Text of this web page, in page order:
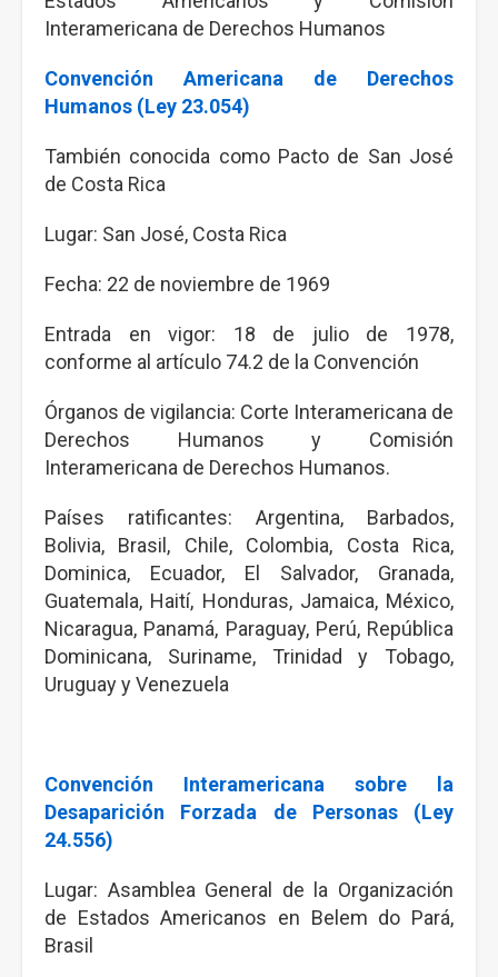
Interamericana de Derechos Humanos
Convención Americana de Derechos
Humanos (Ley 23.054)
También conocida como Pacto de San José
de Costa Rica
Lugar: San José, Costa Rica
Fecha: 22 de noviembre de 1969
Entrada en vigor: 18 de julio de 1978,
conforme al artículo 74.2 de la Convención
Órganos de vigilancia: Corte Interamericana de
Derechos Humanos y Comisión
Interamericana de Derechos Humanos.
Países ratificantes: Argentina, Barbados,
Bolivia, Brasil, Chile, Colombia, Costa Rica,
Dominica, Ecuador, El Salvador, Granada,
Guatemala, Haití, Honduras, Jamaica, México,
Nicaragua, Panamá, Paraguay, Perú, República
Dominicana, Suriname, Trinidad y Tobago,
Uruguay y Venezuela
Convención Interamericana sobre la
Desaparición Forzada de Personas (Ley
24.556)
Lugar: Asamblea General de la Organización
de Estados Americanos en Belem do Pará,
Brasil